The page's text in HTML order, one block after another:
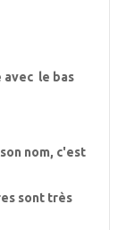
avec le bas
nom, c'est
sont très